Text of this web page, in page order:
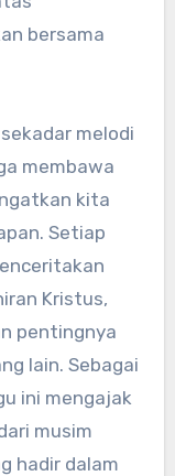
bersama
melodi
membawa
kita
Setiap
Kristus,
pentingnya
lain. Sebagai
ini mengajak
musim
hadir dalam